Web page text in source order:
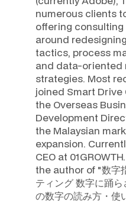
numerous clients
offering
around
tactics, process
and data-oriented
strategies. Most
joined Smart Drive
the Overseas
Development
the Malaysian
expansion.
CEO at
the author of "数字
ティング 数字に踊
の数字の読み方・使